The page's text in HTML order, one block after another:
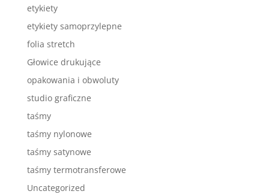
etykiety
etykiety samoprzylepne
folia stretch
Głowice drukujące
opakowania i obwoluty
studio graficzne
taśmy
taśmy nylonowe
taśmy satynowe
taśmy termotransferowe
Uncategorized